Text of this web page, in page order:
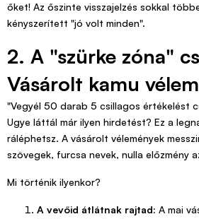
őket! Az őszinte visszajelzés sokkal
kényszerített "jó volt minden".
2. A "szürke zóna"
Vásárolt kamu
"Vegyél 50 darab 5 csillagos
Ugye láttál már ilyen hirdetést? Ez a
ráléphetsz. A vásárolt vélemények
szövegek, furcsa nevek, nulla előzmény
Mi történik ilyenkor?
A vevőid átlátnak rajtad: A mai